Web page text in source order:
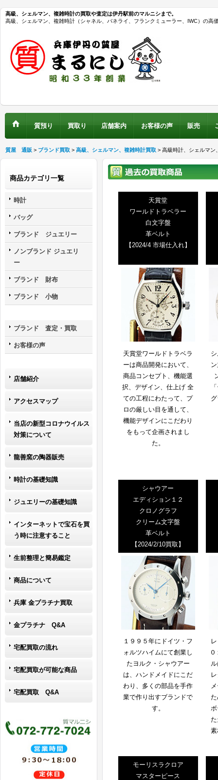
高級、シェルマン、複雑時計の買取や査定は伊丹駅前のマルニシまで。
高級、シェルマン、複雑時計（シャネル、パネライ、フランクミューラー、IWC）の
質屋 通販 > ブランド買取 > 高級、シェルマン、複雑時計買取 > 高級時計、シェルマン
質預り 買取り 店舗案内 お客様の声 販売
商品カテゴリ一覧
時計
バッグ
ブランド ジュエリー
ノンブランド ジュエリ
ー
ブランド 財布
ブランド 小物
ブランド 査定・買取
お客様の声
店舗紹介
アクセスマップ
当店の新型コロナウイルス
対策について
龍善窯の陶器販売
時計の基礎知識
ジュエリーの基礎知識
インターネットで宝石を買
う時に注意すること
生前整理と簡易鑑定
商品について
兵庫 金プラチナ買取
金プラチナ Q&A
宅配買取の流れ
宅配買取が可能な商品
宅配買取 Q&A
天賞堂
ワールドトラベラー
白文字盤
革ベルト
【2024/4 市場仕入れ】
天賞堂ワールドトラベラ
ーは商品開発において、
商品コンセプト、機能選
択、デザイン、仕上げ 全
ての工程にわたって、プ
ロの厳しい目を通して、
機能デザインにこだわり
をもって企画されまし
た。
シャウアー
エディション１２
クロノグラフ
クリーム文字盤
革ベルト
【2024/2/10買取】
１９９５年にドイツ・フ
ォルツハイムにて創業し
たヨルク・シャウアー
は、ハンドメイドにこだ
わり、多くの部品を手作
業で作り出すブランドで
す。
モーリスラクロア
マスターピース